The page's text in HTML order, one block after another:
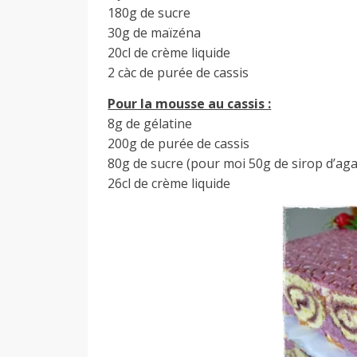
180g de sucre
30g de maïzéna
20cl de crème liquide
2 càc de purée de cassis
Pour la mousse au cassis :
8g de gélatine
200g de purée de cassis
80g de sucre (pour moi 50g de sirop
26cl de crème liquide